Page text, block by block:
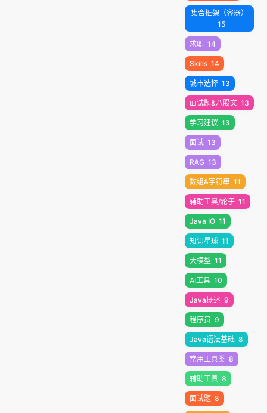
集合框架（容器）
15
求职 14
Skills 14
城市选择 13
面试题&八股文 13
学习建议 13
面试 13
RAG 13
数组&字符串 11
辅助工具/轮子 11
Java IO 11
知识星球 11
大模型 11
AI工具 10
Java概述 9
程序员 9
Java语法基础 8
常用工具类 8
辅助工具 8
面试题 8